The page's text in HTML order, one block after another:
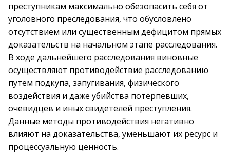
преступникам максимально обезопасить себя от
уголовного преследования, что обусловлено
отсутствием или существенным дефицитом прямых
доказательств на начальном этапе расследования.
В ходе дальнейшего расследования виновные
осуществляют противодействие расследованию
путем подкупа, запугивания, физического
воздействия и даже убийства потерпевших,
очевидцев и иных свидетелей преступления.
Данные методы противодействия негативно
влияют на доказательства, уменьшают их ресурс и
процессуальную ценность.